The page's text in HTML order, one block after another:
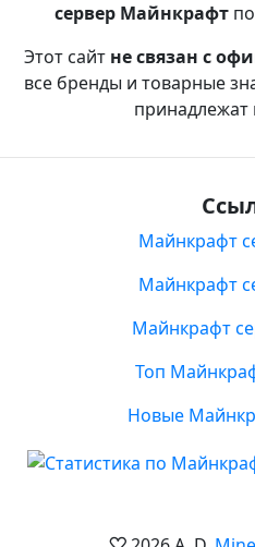
сервер Майнкрафт
Этот сайт не связан с
все бренды и товарные
принадлежат
Майнкрафт
Майнкрафт
Майнкрафт
Топ
Новые